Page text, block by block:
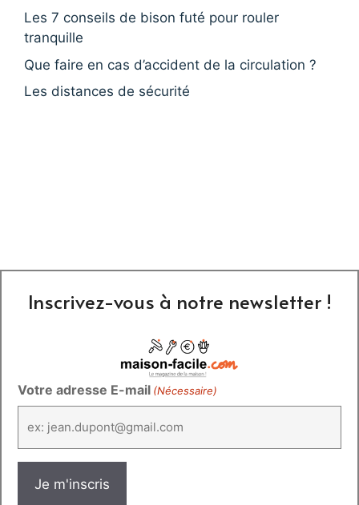
Les 7 conseils de bison futé pour rouler
tranquille
Que faire en cas d’accident de la circulation ?
Les distances de sécurité
Inscrivez-vous à notre newsletter !
Votre adresse E-mail (Nécessaire)